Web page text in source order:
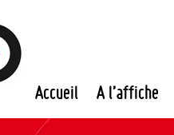
Accueil A l’affiche